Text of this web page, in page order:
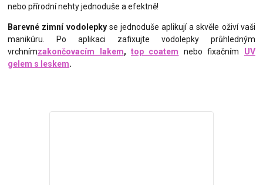
nebo přírodní nehty jednoduše a efektně!
Barevné zimní vodolepkyse jednoduše aplikují a skvěle oživí vaši
manikúru. Po aplikaci zafixujte vodolepky průhledným
vrchnímzakončovacím lakem,top coatem nebo fixačním UV
gelem s leskem.